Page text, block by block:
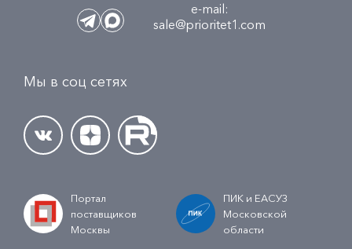
e-mail:
sale@prioritet1.com
Мы в соц сетях
Портал
поставщиков
Москвы
ПИК и ЕАСУЗ
Московской
области